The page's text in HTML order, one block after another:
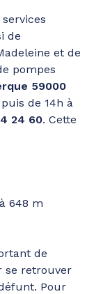
de
et de
pompes
59000
de 14h à
24 60. Cette
648 m
de
se retrouver
Pour